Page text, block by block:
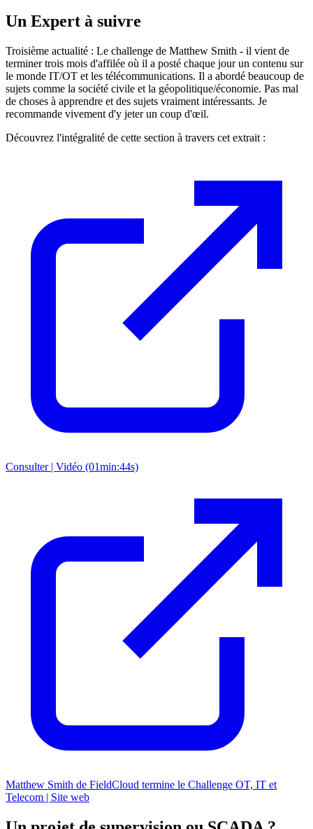
Un Expert à suivre
Troisième actualité : Le challenge de Matthew Smith - il vient de
terminer trois mois d'affilée où il a posté chaque jour un contenu sur
le monde IT/OT et les télécommunications. Il a abordé beaucoup de
sujets comme la société civile et la géopolitique/économie. Pas mal
de choses à apprendre et des sujets vraiment intéressants. Je
recommande vivement d'y jeter un coup d'œil.
Découvrez l'intégralité de cette section à travers cet extrait :
Consulter | Vidéo (01min:44s)
Matthew Smith de FieldCloud termine le Challenge OT, IT et
Telecom | Site web